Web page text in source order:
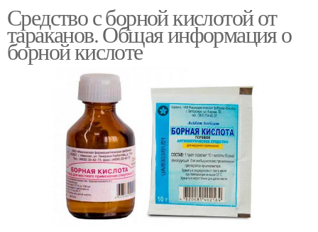
Средство с борной кислотой от
тараканов. Общая информация о
борной кислоте